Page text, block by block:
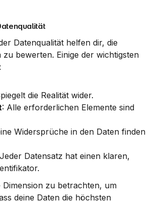
Datenqualität helfen dir, die
zu bewerten. Einige der wichtigsten
die Realität wider.
: Alle erforderlichen Elemente sind
Widersprüche in den Daten finden
Datensatz hat einen klaren,
Dimension zu betrachten, um
deine Daten die höchsten